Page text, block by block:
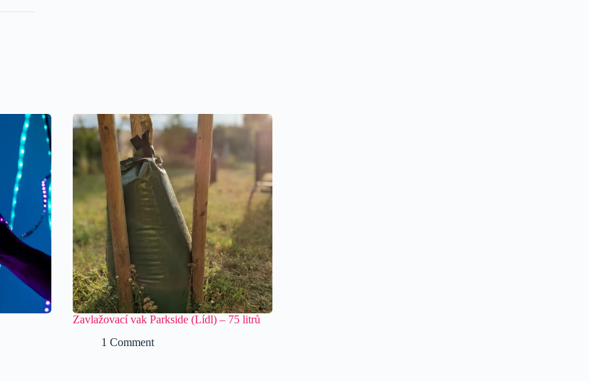
Zavlažovací vak Parkside (Lídl) – 75 litrů
1 Comment